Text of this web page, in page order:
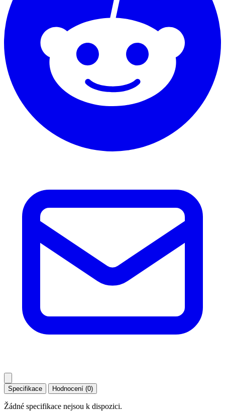
Specifikace Hodnocení (0)
Žádné specifikace nejsou k dispozici.